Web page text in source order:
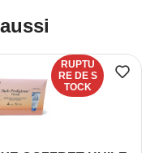
RUPTU
RE DE S
TOCK